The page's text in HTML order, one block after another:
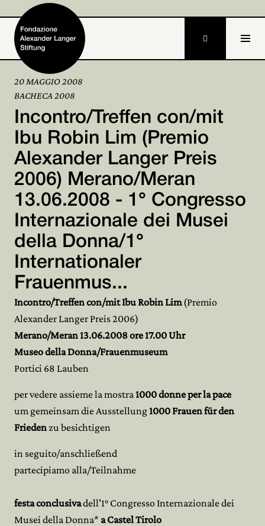
Home
Fondazione
Attività e progetti
Alexander Langer
Archivio
Partecipa

20 MAGGIO 2008
BACHECA 2008
Incontro/Treffen con/mit
Ibu Robin Lim (Premio
Alexander Langer Preis
2006) Merano/Meran
13.06.2008 - 1° Congresso
Internazionale dei Musei
della Donna/1°
Internationaler
Frauenmus...
Incontro/Treffen con/mitIbu Robin Lim(Premio
Alexander Langer Preis 2006)
Merano/Meran 13.06.2008 ore 17.00 Uhr
Museo della Donna/Frauenmuseum
Portici 68 Lauben
per vedere assieme la mostra1000 donne per la pace
um gemeinsam die Ausstellung1000 Frauen für den
Friedenzu besichtigen
in seguito/anschließend
partecipiamo alla/Teilnahme
festa conclusivadell'1° Congresso Internazionale dei
Musei della Donna* a Castel Tirolo